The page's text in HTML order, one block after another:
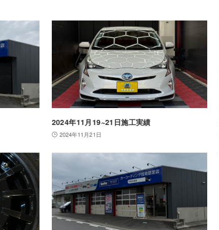
2024年11月19~21日施工実績
2024年11月21日